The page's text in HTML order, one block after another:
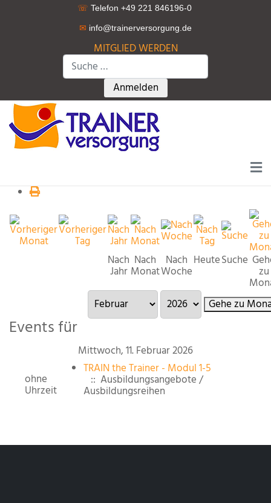
☏ Telefon +49 221 846196-0
✉ info@trainerversorgung.de
MITGLIED WERDEN
Suchen
Type 2 or more characters for
Anmelden
Nach
Jahr
Nach
Monat
Nach
Woche
HeuteSuche
zu
Gehe zu
Events für
Mittwoch, 11. Februar 2026
ohne
Uhrzeit
TRAIN the Trainer - Modul 1-5
:: Ausbildungsangebote /
Ausbildungsreihen